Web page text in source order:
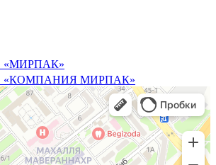
«МИРПАК»
«КОМПАНИЯ МИРПАК»